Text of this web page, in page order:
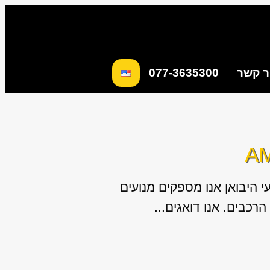
קשר 077-3635300
אנו מספקים מנועים